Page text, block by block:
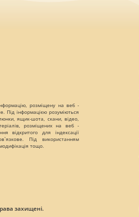
розміщену на веб -
Під інформацією розуміються
ящик-шота, скани, відео,
розміщених на веб -
відкритого для індексації
Під використанням
тощо.
захищені.